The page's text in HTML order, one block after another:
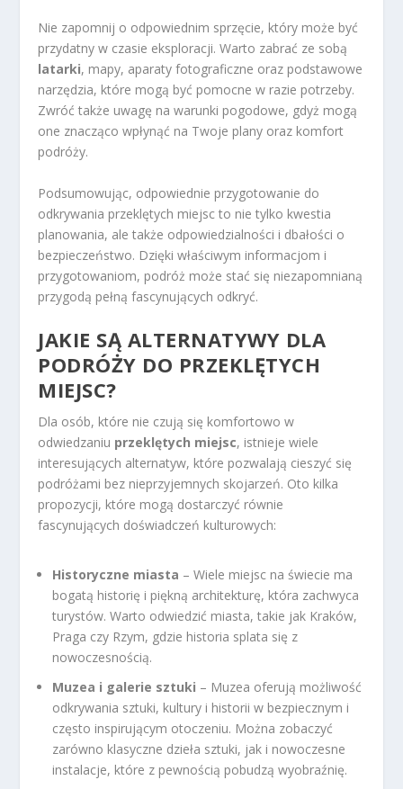
Nie zapomnij o odpowiednim sprzęcie, który może być
przydatny w czasie eksploracji. Warto zabrać ze sobą
latarki, mapy, aparaty fotograficzne oraz podstawowe
narzędzia, które mogą być pomocne w razie potrzeby.
Zwróć także uwagę na warunki pogodowe, gdyż mogą
one znacząco wpłynąć na Twoje plany oraz komfort
podróży.
Podsumowując, odpowiednie przygotowanie do
odkrywania przeklętych miejsc to nie tylko kwestia
planowania, ale także odpowiedzialności i dbałości o
bezpieczeństwo. Dzięki właściwym informacjom i
przygotowaniom, podróż może stać się niezapomnianą
przygodą pełną fascynujących odkryć.
JAKIE SĄ ALTERNATYWY DLA
PODRÓŻY DO PRZEKLĘTYCH
MIEJSC?
Dla osób, które nie czują się komfortowo w
odwiedzaniu przeklętych miejsc, istnieje wiele
interesujących alternatyw, które pozwalają cieszyć się
podróżami bez nieprzyjemnych skojarzeń. Oto kilka
propozycji, które mogą dostarczyć równie
fascynujących doświadczeń kulturowych:
Historyczne miasta – Wiele miejsc na świecie ma
bogatą historię i piękną architekturę, która zachwyca
turystów. Warto odwiedzić miasta, takie jak Kraków,
Praga czy Rzym, gdzie historia splata się z
nowoczesnością.
Muzea i galerie sztuki – Muzea oferują możliwość
odkrywania sztuki, kultury i historii w bezpiecznym i
często inspirującym otoczeniu. Można zobaczyć
zarówno klasyczne dzieła sztuki, jak i nowoczesne
instalacje, które z pewnością pobudzą wyobraźnię.